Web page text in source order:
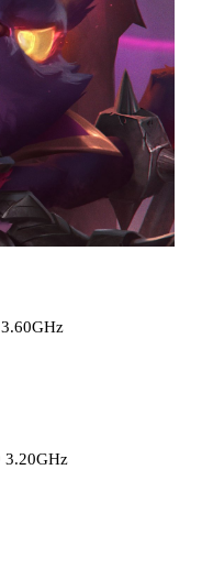
3.20GHz